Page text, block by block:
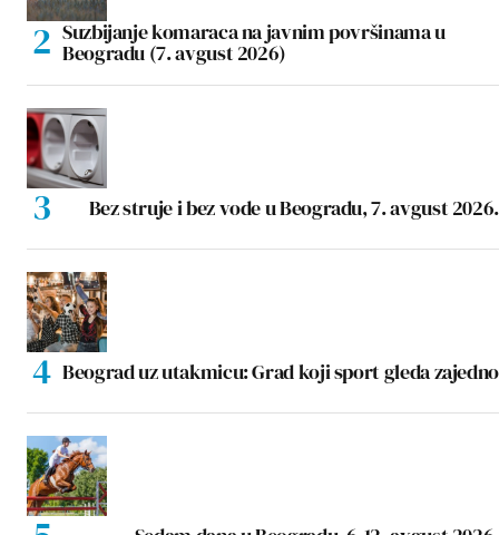
Suzbijanje komaraca na javnim površinama u
Beogradu (7. avgust 2026)
Bez struje i bez vode u Beogradu, 7. avgust 2026.
Beograd uz utakmicu: Grad koji sport gleda zajedno